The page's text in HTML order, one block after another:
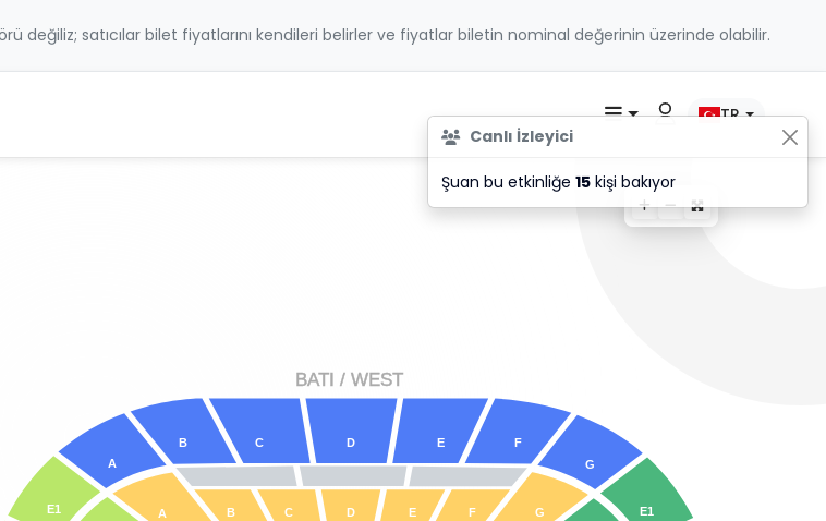
değiliz; satıcılar bilet fiyatlarını kendileri belirler ve fiyatlar biletin nominal değerinin üzerinde olabilir.
TR
BATI / WEST
A B C D E F G
A
B C D E F
G
E1
E1
Canlı İzleyici
Şuan bu etkinliğe 15 kişi bakıyor